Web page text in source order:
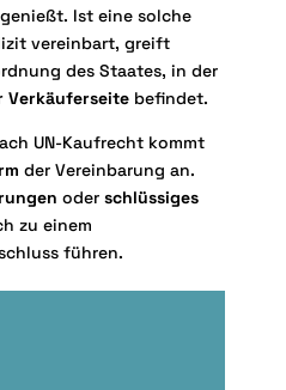
Ist eine solche
vereinbart, greift
des Staates, in der
Verkäuferseite befindet.
UN-Kaufrecht kommt
der Vereinbarung an.
oderschlüssiges
zu einem
führen.